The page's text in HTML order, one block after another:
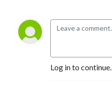
Log in to continue.